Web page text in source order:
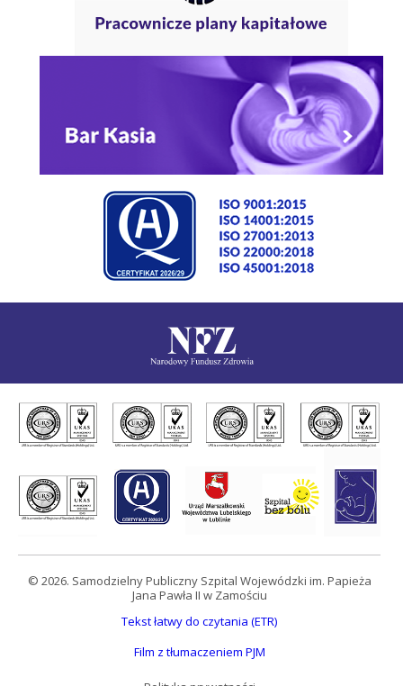
© 2026. Samodzielny Publiczny Szpital Wojewódzki im. Papieża
Jana Pawła II w Zamościu
Tekst łatwy do czytania (ETR)
Film z tłumaczeniem PJM